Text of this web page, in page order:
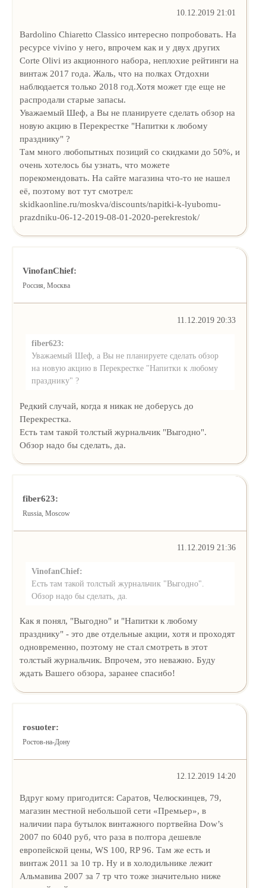
10.12.2019 21:01
Bardolino Chiaretto Classico интересно попробовать. На
ресурсе vivino у него, впрочем как и у двух других
Corte Olivi из акционного набора, неплохие рейтинги на
винтаж 2017 года. Жаль, что на полках Отдохни
наблюдается только 2018 год.Хотя может где еще не
распродали старые запасы.
Уважаемый Шеф, а Вы не планируете сделать обзор на
новую акцию в Перекрестке "Напитки к любому
празднику" ?
Там много любопытных позиций со скидками до 50%, и
очень хотелось бы узнать, что можете
порекомендовать. На сайте магазина что-то не нашел
её, поэтому вот тут смотрел:
skidkaonline.ru/moskva/discounts/napitki-k-lyubomu-
prazdniku-06-12-2019-08-01-2020-perekrestok/
VinofanChief:
Россия, Москва
11.12.2019 20:33
fiber623:
Уважаемый Шеф, а Вы не планируете сделать обзор
на новую акцию в Перекрестке "Напитки к любому
празднику" ?
Редкий случай, когда я никак не доберусь до
Перекрестка.
Есть там такой толстый журнальчик "Выгодно".
Обзор надо бы сделать, да.
fiber623:
Russia, Moscow
11.12.2019 21:36
VinofanChief:
Есть там такой толстый журнальчик "Выгодно".
Обзор надо бы сделать, да.
Как я понял, "Выгодно" и "Напитки к любому
празднику" - это две отдельные акции, хотя и проходят
одновременно, поэтому не стал смотреть в этот
толстый журнальчик. Впрочем, это неважно. Буду
ждать Вашего обзора, заранее спасибо!
rosuoter:
Ростов-на-Дону
12.12.2019 14:20
Вдруг кому пригодится: Саратов, Челюскинцев, 79,
магазин местной небольшой сети «Премьер», в
наличии пара бутылок винтажного портвейна Dow’s
2007 по 6040 руб, что раза в полтора дешевле
европейской цены, WS 100, RP 96. Там же есть и
винтаж 2011 за 10 тр. Ну и в холодильнике лежит
Альмавива 2007 за 7 тр что тоже значительно ниже